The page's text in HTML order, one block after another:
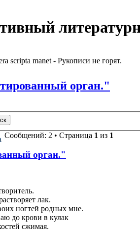
scripta manet - Рукописи не горят.
орган."
Сообщений: 2 • Страница 1 из 1
орган."
лак.
ногтей родных мне.
до крови в кулак
сжимая.